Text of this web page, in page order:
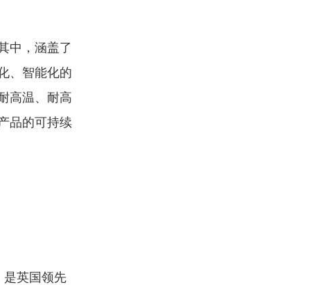
中，涵盖了
、智能化的
高温、耐高
品的可持续
是英国领先